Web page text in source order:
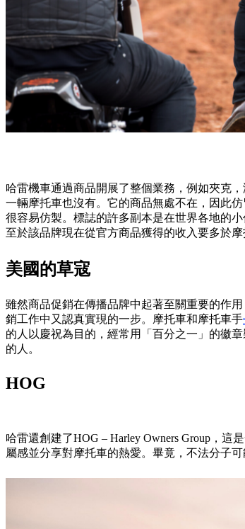
哈雷機車通過商品開展了整個業務，例如夾克
一輛摩托車也沒有。它的商品無處不在，因此
很容易仿製。標誌的許多副本是在世界各地的
至於該品牌現在從官方商品獲得的收入要多於摩
美國的草寇
雖然商品促銷在傳播品牌中起著至關重要的作
銷工作中又認真實現的一步。摩托車和摩托車手
的人以慶祝為目的，經常用「百分之一」的徽
的人。
HOG
哈雷還創建了HOG – Harley Owners Group，
屬感並分享對摩托車的熱愛。畢竟，不法分子